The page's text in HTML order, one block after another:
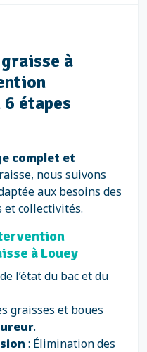
à
étapes
complet et
nous suivons
aux besoins des
collectivités.
à Louey
l’état du bac et du
graisses et boues
.
: Élimination des